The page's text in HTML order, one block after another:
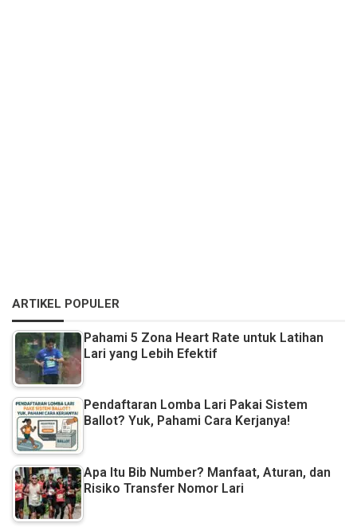
ARTIKEL POPULER
Pahami 5 Zona Heart Rate untuk Latihan
Lari yang Lebih Efektif
Pendaftaran Lomba Lari Pakai Sistem
Ballot? Yuk, Pahami Cara Kerjanya!
Apa Itu Bib Number? Manfaat, Aturan, dan
Risiko Transfer Nomor Lari